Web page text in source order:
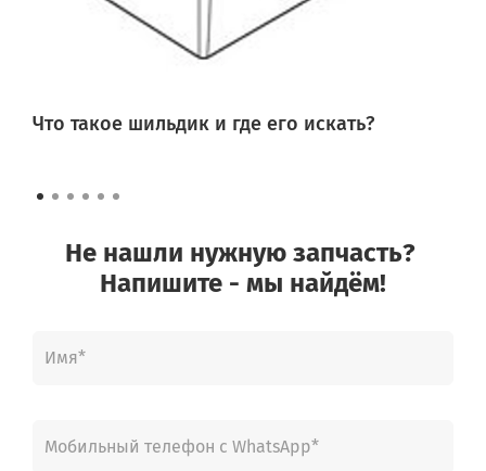
Что такое шильдик и где его искать?
Не нашли нужную запчасть?
Напишите - мы найдём!